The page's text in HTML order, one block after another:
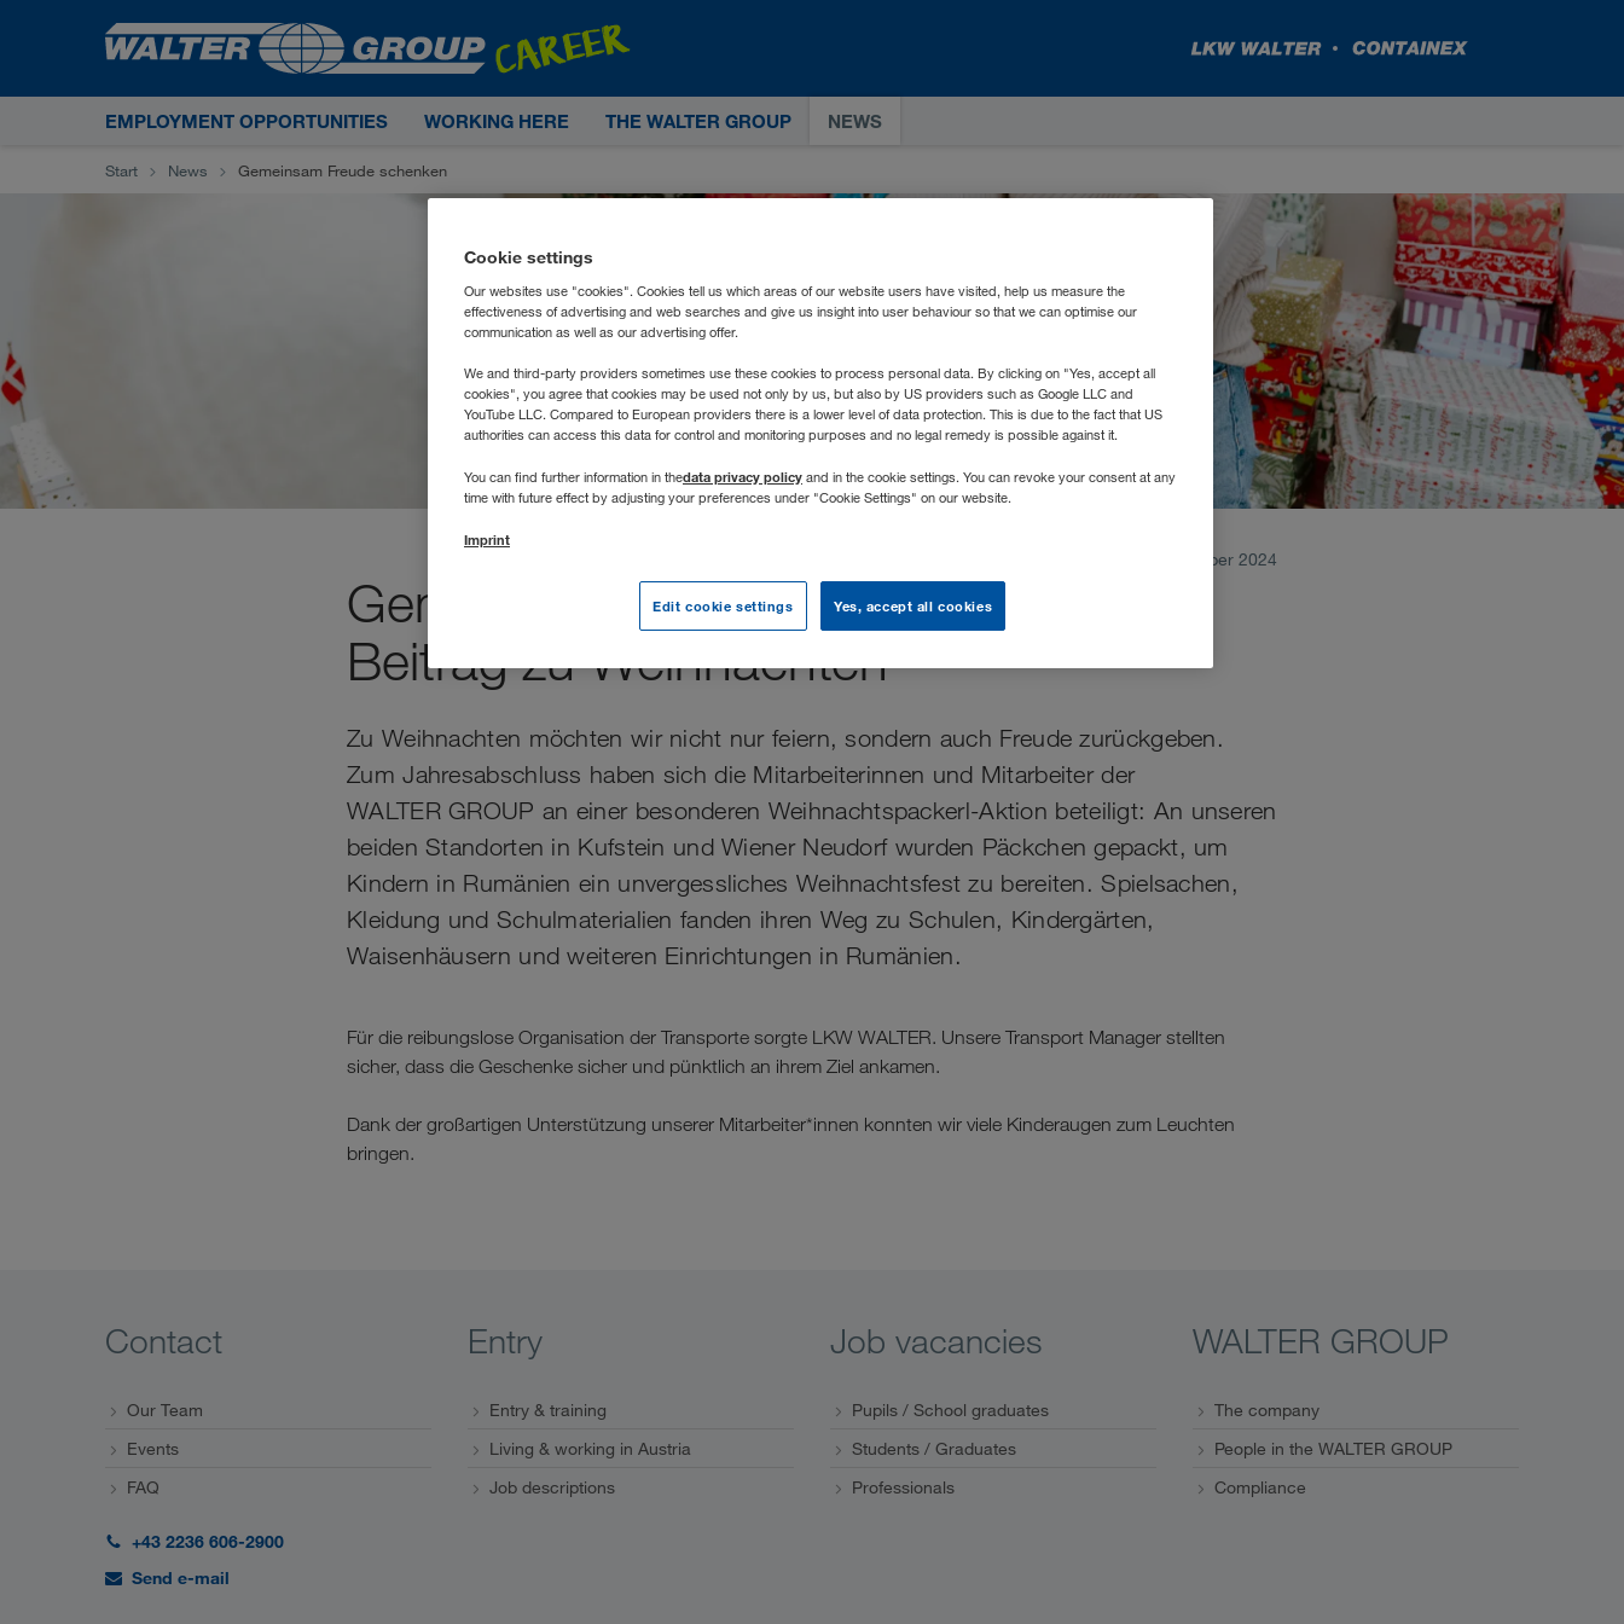
EMPLOYMENT OPPORTUNITIES WORKING HERE THE WALTER GROUP NEWS
Start News Gemeinsam Freude schenken
December 2024
Gemeinsam Freude schenken: Unser
Beitrag zu Weihnachten
Zu Weihnachten möchten wir nicht nur feiern, sondern auch Freude zurückgeben.
Zum Jahresabschluss haben sich die Mitarbeiterinnen und Mitarbeiter der
WALTER GROUP an einer besonderen Weihnachtspackerl-Aktion beteiligt: An unseren
beiden Standorten in Kufstein und Wiener Neudorf wurden Päckchen gepackt, um
Kindern in Rumänien ein unvergessliches Weihnachtsfest zu bereiten. Spielsachen,
Kleidung und Schulmaterialien fanden ihren Weg zu Schulen, Kindergärten,
Waisenhäusern und weiteren Einrichtungen in Rumänien.
Für die reibungslose Organisation der Transporte sorgte LKW WALTER. Unsere Transport Manager stellten
sicher, dass die Geschenke sicher und pünktlich an ihrem Ziel ankamen.
Dank der großartigen Unterstützung unserer Mitarbeiter*innen konnten wir viele Kinderaugen zum Leuchten
bringen.
Contact
Our Team
Events
FAQ
+43 2236 606-2900
Send e-mail
Entry
Entry & training
Living & working in Austria
Job descriptions
Job vacancies
Pupils / School graduates
Students / Graduates
Professionals
WALTER GROUP
The company
People in the WALTER GROUP
Compliance
Cookie settings
Our websites use "cookies". Cookies tell us which areas of our website users have visited, help us measure the
effectiveness of advertising and web searches and give us insight into user behaviour so that we can optimise our
communication as well as our advertising offer.
We and third-party providers sometimes use these cookies to process personal data. By clicking on "Yes, accept all
cookies", you agree that cookies may be used not only by us, but also by US providers such as Google LLC and
YouTube LLC. Compared to European providers there is a lower level of data protection. This is due to the fact that US
authorities can access this data for control and monitoring purposes and no legal remedy is possible against it.
You can find further information in thedata privacy policy and in the cookie settings. You can revoke your consent at any
time with future effect by adjusting your preferences under "Cookie Settings" on our website.
Imprint
Edit cookie settings Yes, accept all cookies